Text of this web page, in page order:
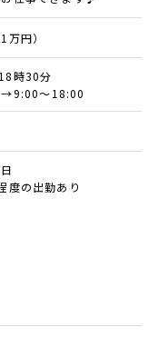
万円）
時30分
→9:00～18:00
度の出勤あり